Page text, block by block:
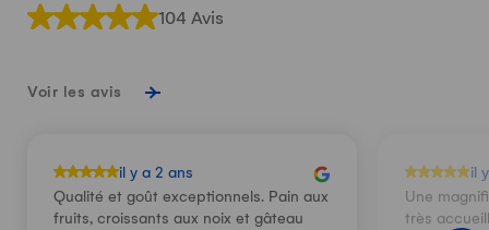
104 Avis
Voir les avis
il y a 2 ans
Qualité et goût exceptionnels. Pain aux
fruits, croissants aux noix et gâteau
il
Une
très